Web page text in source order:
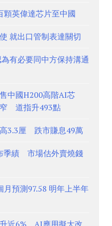
顆英偉達芯片至中國
就出口管制表達關切
有必要同中方保持溝通
中國H200高階AI芯
道指升493點
3.3厘 跌市賺息49萬
季績 市場估外賣燒錢
月預測97.58 明年上半年